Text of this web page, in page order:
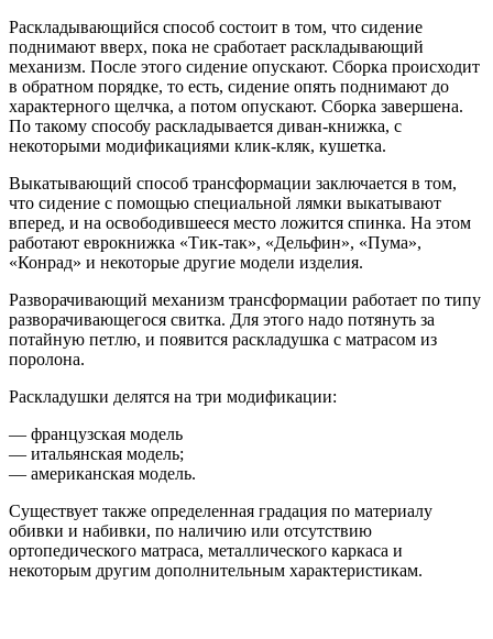
Раскладывающийся способ состоит в том, что сидение
поднимают вверх, пока не сработает раскладывающий
механизм. После этого сидение опускают. Сборка происходит
в обратном порядке, то есть, сидение опять поднимают до
характерного щелчка, а потом опускают. Сборка завершена.
По такому способу раскладывается диван-книжка, с
некоторыми модификациями клик-кляк, кушетка.
Выкатывающий способ трансформации заключается в том,
что сидение с помощью специальной лямки выкатывают
вперед, и на освободившееся место ложится спинка. На этом
работают еврокнижка «Тик-так», «Дельфин», «Пума»,
«Конрад» и некоторые другие модели изделия.
Разворачивающий механизм трансформации работает по типу
разворачивающегося свитка. Для этого надо потянуть за
потайную петлю, и появится раскладушка с матрасом из
поролона.
Раскладушки делятся на три модификации:
— французская модель
— итальянская модель;
— американская модель.
Существует также определенная градация по материалу
обивки и набивки, по наличию или отсутствию
ортопедического матраса, металлического каркаса и
некоторым другим дополнительным характеристикам.